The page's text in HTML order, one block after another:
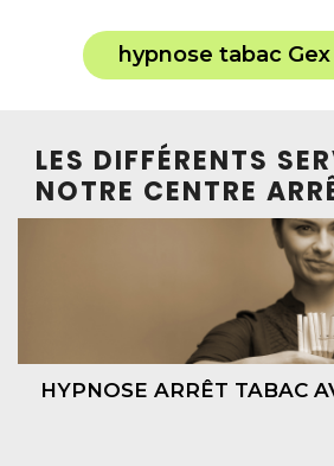
hypnose tabac Gex
LES DIFFÉRENTS
NOTRE CENTRE
HYPNOSE ARRÊT TABAC